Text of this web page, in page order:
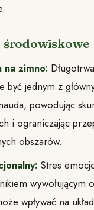
środowiskowe
na zimno:
być jednym z
powodując
i ograniczając
obszarów.
Stres
wywołującym
wpływać na